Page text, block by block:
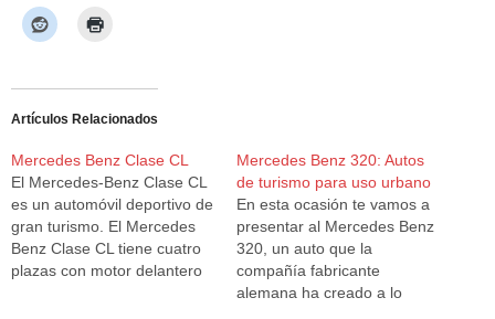
Artículos Relacionados
Mercedes Benz Clase CL
El Mercedes-Benz Clase CL
es un automóvil deportivo de
gran turismo. El Mercedes
Benz Clase CL tiene cuatro
plazas con motor delantero
Mercedes Benz 320: Autos
de turismo para uso urbano
En esta ocasión te vamos a
presentar al Mercedes Benz
320, un auto que la
compañía fabricante
alemana ha creado a lo